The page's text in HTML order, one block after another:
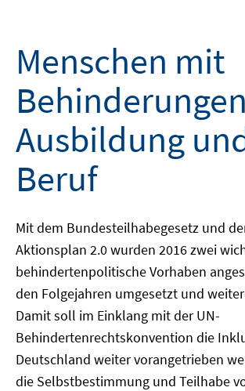
Menschen mit
Ausbildung
Beruf
Mit dem Bundesteilhabegesetz und
Aktionsplan 2.0 wurden 2016 zwei
behindertenpolitische Vorhaben
den Folgejahren umgesetzt und
Damit soll im Einklang mit der UN-
Behindertenrechtskonvention die
Deutschland weiter vorangetrieben
die Selbstbestimmung und Teilhabe